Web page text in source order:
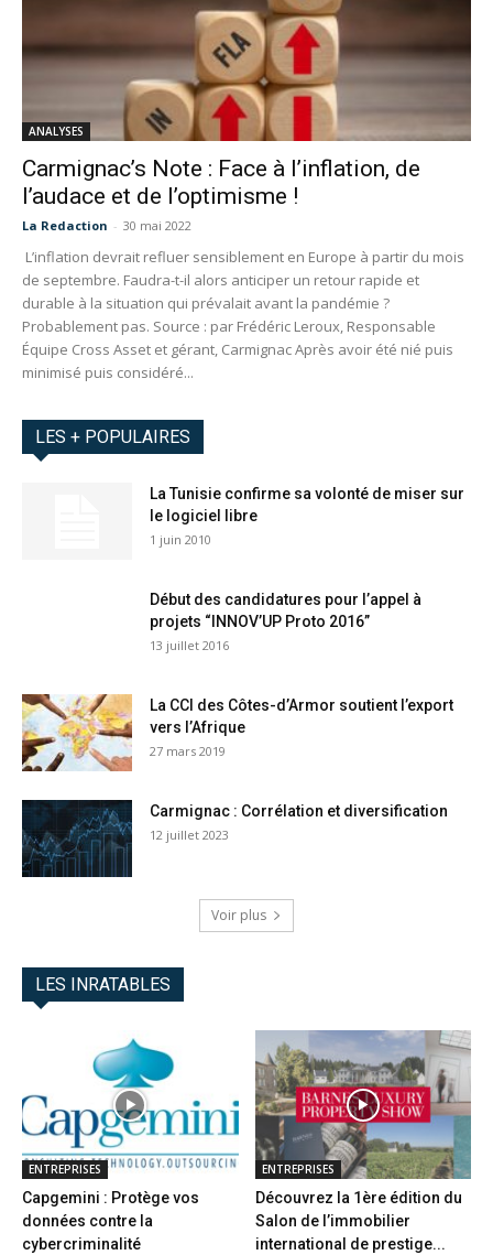
ANALYSES
Carmignac’s Note : Face à l’inflation, de
l’audace et de l’optimisme !
La Redaction - 30 mai 2022
L’inflation devrait refluer sensiblement en Europe à partir du mois
de septembre. Faudra-t-il alors anticiper un retour rapide et
durable à la situation qui prévalait avant la pandémie ?
Probablement pas. Source : par Frédéric Leroux, Responsable
Équipe Cross Asset et gérant, Carmignac Après avoir été nié puis
minimisé puis considéré...
LES + POPULAIRES
La Tunisie confirme sa volonté de miser sur
le logiciel libre
1 juin 2010
Début des candidatures pour l’appel à
projets “INNOV’UP Proto 2016”
13 juillet 2016
La CCI des Côtes-d’Armor soutient l’export
vers l’Afrique
27 mars 2019
Carmignac : Corrélation et diversification
12 juillet 2023
Voir plus
LES INRATABLES
ENTREPRISES
Capgemini : Protège vos
données contre la
cybercriminalité
ENTREPRISES
Découvrez la 1ère édition du
Salon de l’immobilier
international de prestige...